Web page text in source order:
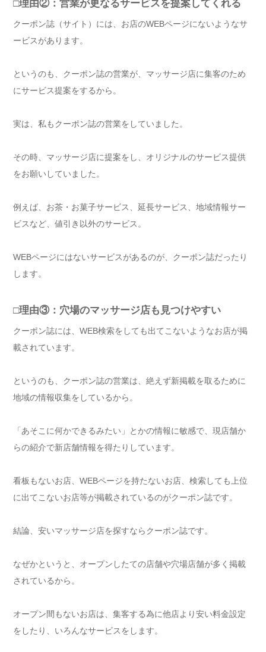
□理由②：営業が更なるサービスを提案してくれる
クーポン誌（サイト）には、お店のWEBページにないようなサ
ービスがあります。
というのも、クーポン誌の営業が、マッサージ店に集客のため
にサービス提案をするから。
実は、私もクーポン誌の営業をしていました。
その時、マッサージ店に提案をし、オリジナルのサービス提供
をお願いしていました。
例えば、お茶・お菓子サービス、延長サービス、地域情報サー
ビスなど、値引き以外のサービス。
WEBページにはないサービスがあるのが、クーポン誌だったり
します。
□理由③：穴場のマッサージ店も見つけやすい
クーポン誌には、WEB検索をしても出てこないようなお店が掲
載されています。
というのも、クーポン誌の営業は、絶えず新掲載を取るために
地域の情報収集をしているから。
「あそこに何かできるみたい」とかの情報に敏感で、現店舗か
らの紹介で新店舗情報を得たりしています。
看板もないお店、WEBページを持たないお店、検索しても上位
に出てこないお店等が掲載されているのがクーポン誌です。
結論、安いマッサージ店を探すならクーポン誌です。
なぜかというと、オープンしたての店舗や穴場店舗が多く掲載
されているから。
オープン間もないお店は、集客する為に他店より安い料金設定
をしたり、いろんなサービスをします。